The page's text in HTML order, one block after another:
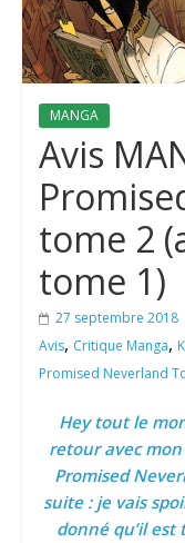
MANGA
Avis
tome 2
tome 1)
27 septembre 2018
Avis, Critique Manga,
Promised Neverland
Hey tout le
retour avec
Promised
suite : je vais
donné qu’il